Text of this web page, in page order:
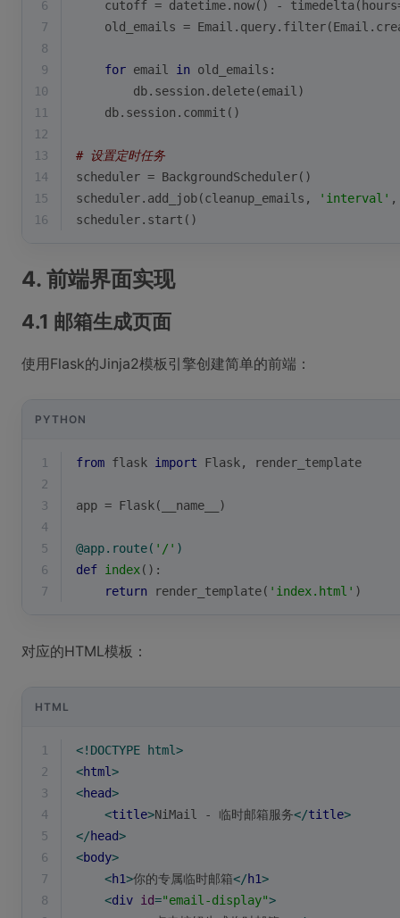
6
cutoff = datetime.now() -
7
    old_emails = Email.query.
filter
8
9
for email in old_emails:
10
        db.session.delete(email)
11
    db.session.commit()
12
13
# 设置定时任务
14
scheduler = BackgroundScheduler()
15
scheduler.add_job(cleanup_emails, 'interval' ,
16
scheduler.start()
4. 前端界面实现
4.1 邮箱生成页面
使用Flask的Jinja2模板引擎创建简单的前端：
PYTHON
1 from flask import Flask, render_template
2
3
app = Flask(__name__)
4
5
@app.route( '/' )
6
def index():
7
return render_template( 'index.html' )
对应的HTML模板：
HTML
1 <!DOCTYPE html>
2
<html>
3
<head>
4
<title>NiMail - 临时邮箱服务</title>
5
</head>
6
<body>
7
<h1>你的专属临时邮箱</h1>
8
<div id="email-display">